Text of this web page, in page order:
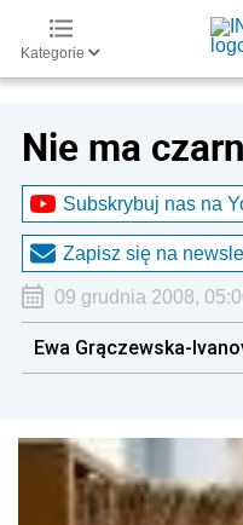
Kategorie
Nie ma
Subskrybuj nas na
Zapisz się na
09 grudnia 2008,
Ewa Grączewska-